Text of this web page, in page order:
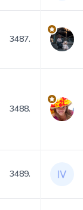
3487.
3488.
3489.